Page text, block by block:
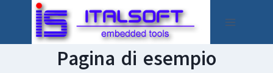
contenuto
Pagina di esempio